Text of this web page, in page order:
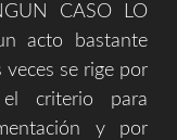
CASO LO
acto bastante
se rige por
criterio para
y por